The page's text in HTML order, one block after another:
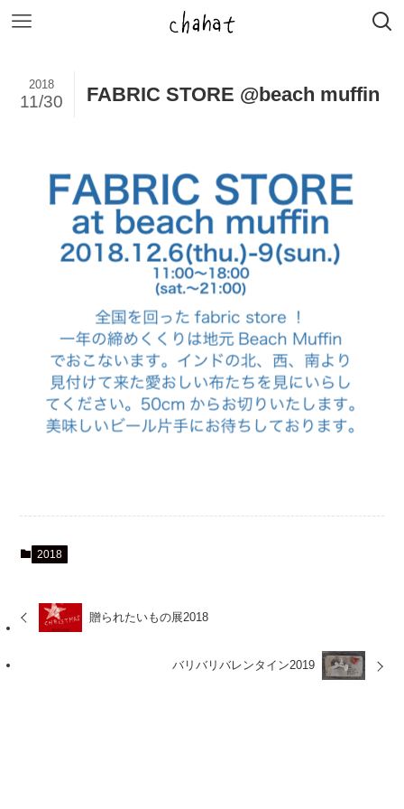
FABRIC STORE @beach muffin
2018
11/30
2018
贈られたいもの展2018
バリバリバレンタイン2019